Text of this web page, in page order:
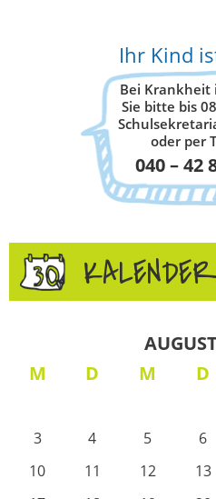
Ihr Kind
Bei Krankheit
Sie bitte bis
oder per
040 – 42
KALENDER
M
D M D
3
4 5 6
10
11 12 13